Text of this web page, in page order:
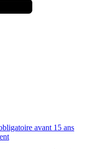
avant 15 ans